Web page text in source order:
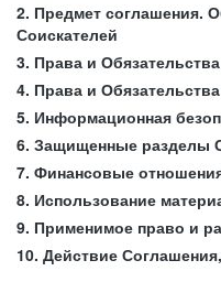
2. Предмет соглашения.
Соискателей
3. Права и
4. Права и
5. Информационная
6. Защищенные разделы
7. Финансовые
8. Использование
9. Применимое право и
10. Действие